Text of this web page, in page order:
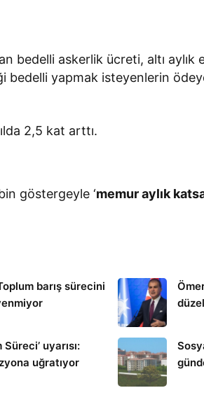
bedelli askerlik ücreti, altı aylık
bedelli yapmak isteyenlerin
2,5 kat arttı.
göstergeyle ‘memur aylık
barış sürecini
Süreci’ uyarısı:
uğratıyor